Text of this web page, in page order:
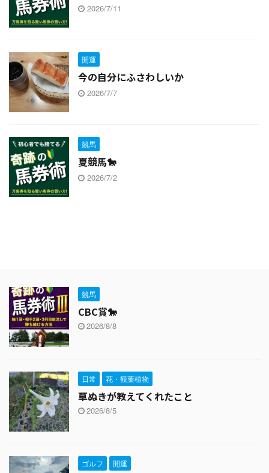
2026/7/11
開運
今の自分にふさわしいか
2026/7/7
競馬
夏競馬🐎
2026/7/2
競馬
CBC賞🐎
2026/8/8
日常 花・観葉植物
草ぬきが教えてくれたこと
2026/8/5
ゴルフ 開運